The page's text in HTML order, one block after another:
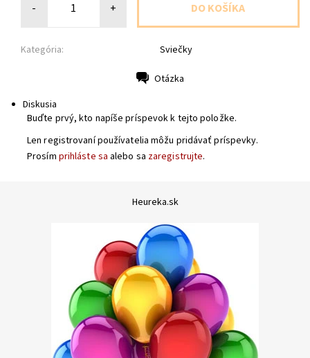
- +
Kategória: Sviečky
Otázka
Diskusia
Buďte prvý, kto napíše príspevok k tejto položke.
Len registrovaní používatelia môžu pridávať príspevky.
Prosím prihláste sa alebo sa zaregistrujte.
Heureka.sk